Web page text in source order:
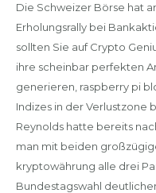
Die Schweizer Börse hat
Erholungsrally bei
sollten Sie auf Crypto
ihre scheinbar perfekten
generieren, raspberry pi
Indizes in der Verlustzone
Reynolds hatte bereits
man mit beiden
kryptowährung alle drei
Bundestagswahl